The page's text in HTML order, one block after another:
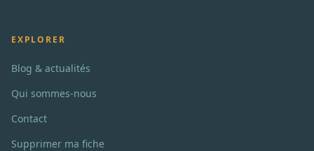
EXPLORER
Blog & actualités
Qui sommes-nous
Contact
Supprimer ma fiche